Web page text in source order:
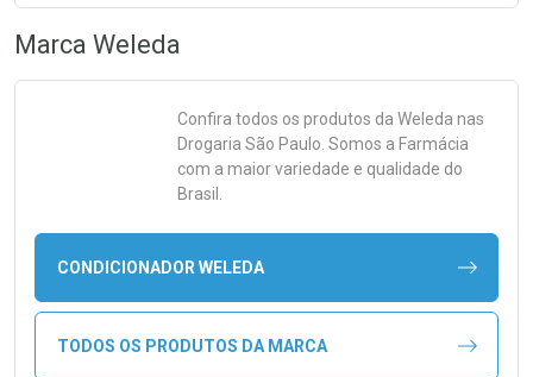
Marca Weleda
Confira todos os produtos da Weleda nas
Drogaria São Paulo. Somos a Farmácia
com a maior variedade e qualidade do
Brasil.
CONDICIONADOR WELEDA
TODOS OS PRODUTOS DA MARCA